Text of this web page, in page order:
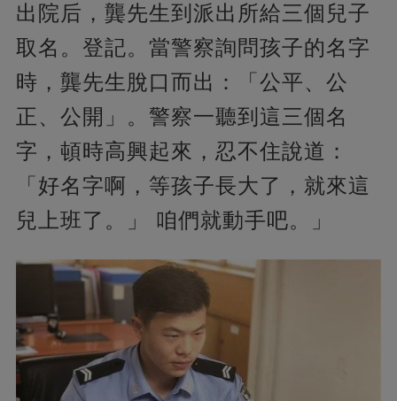
出院后，龔先生到派出所給三個兒子
取名。登記。當警察詢問孩子的名字
時，龔先生脫口而出：「公平、公
正、公開」。警察一聽到這三個名
字，頓時高興起來，忍不住說道：
「好名字啊，等孩子長大了，就來這
兒上班了。」 咱們就動手吧。」